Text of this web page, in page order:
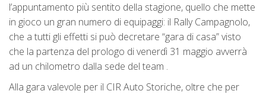
l’appuntamento più sentito della stagione, quello che mette
in gioco un gran numero di equipaggi: il Rally Campagnolo,
che a tutti gli effetti si può decretare “gara di casa” visto
che la partenza del prologo di venerdì 31 maggio avverrà
ad un chilometro dalla sede del team .
Alla gara valevole per il CIR Auto Storiche, oltre che per